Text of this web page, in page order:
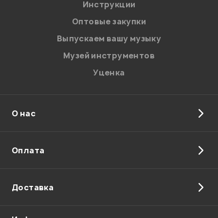
Инструкции
Оптовые закупки
Выпускаем вашу музыку
Музей инструментов
Уценка
О нас
Оплата
Доставка